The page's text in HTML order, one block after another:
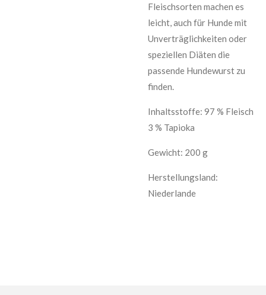
Fleischsorten machen es
leicht, auch für Hunde mit
Unverträglichkeiten oder
speziellen Diäten die
passende Hundewurst zu
finden.
Inhaltsstoffe: 97 % Fleisch
3 % Tapioka
Gewicht: 200 g
Herstellungsland:
Niederlande